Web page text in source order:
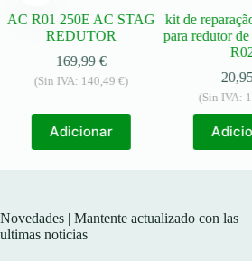
AC R01 250E AC STAG
REDUTOR
169,99 €
(Sin IVA: 140,49 €)
Adicionar
kit de
para redutor
(Sin IVA:
Novedades | Mantente actualizado con las
ultimas noticias